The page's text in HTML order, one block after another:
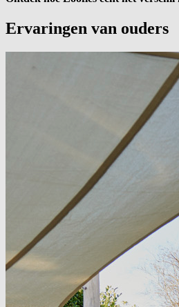
Ervaringen van ouders